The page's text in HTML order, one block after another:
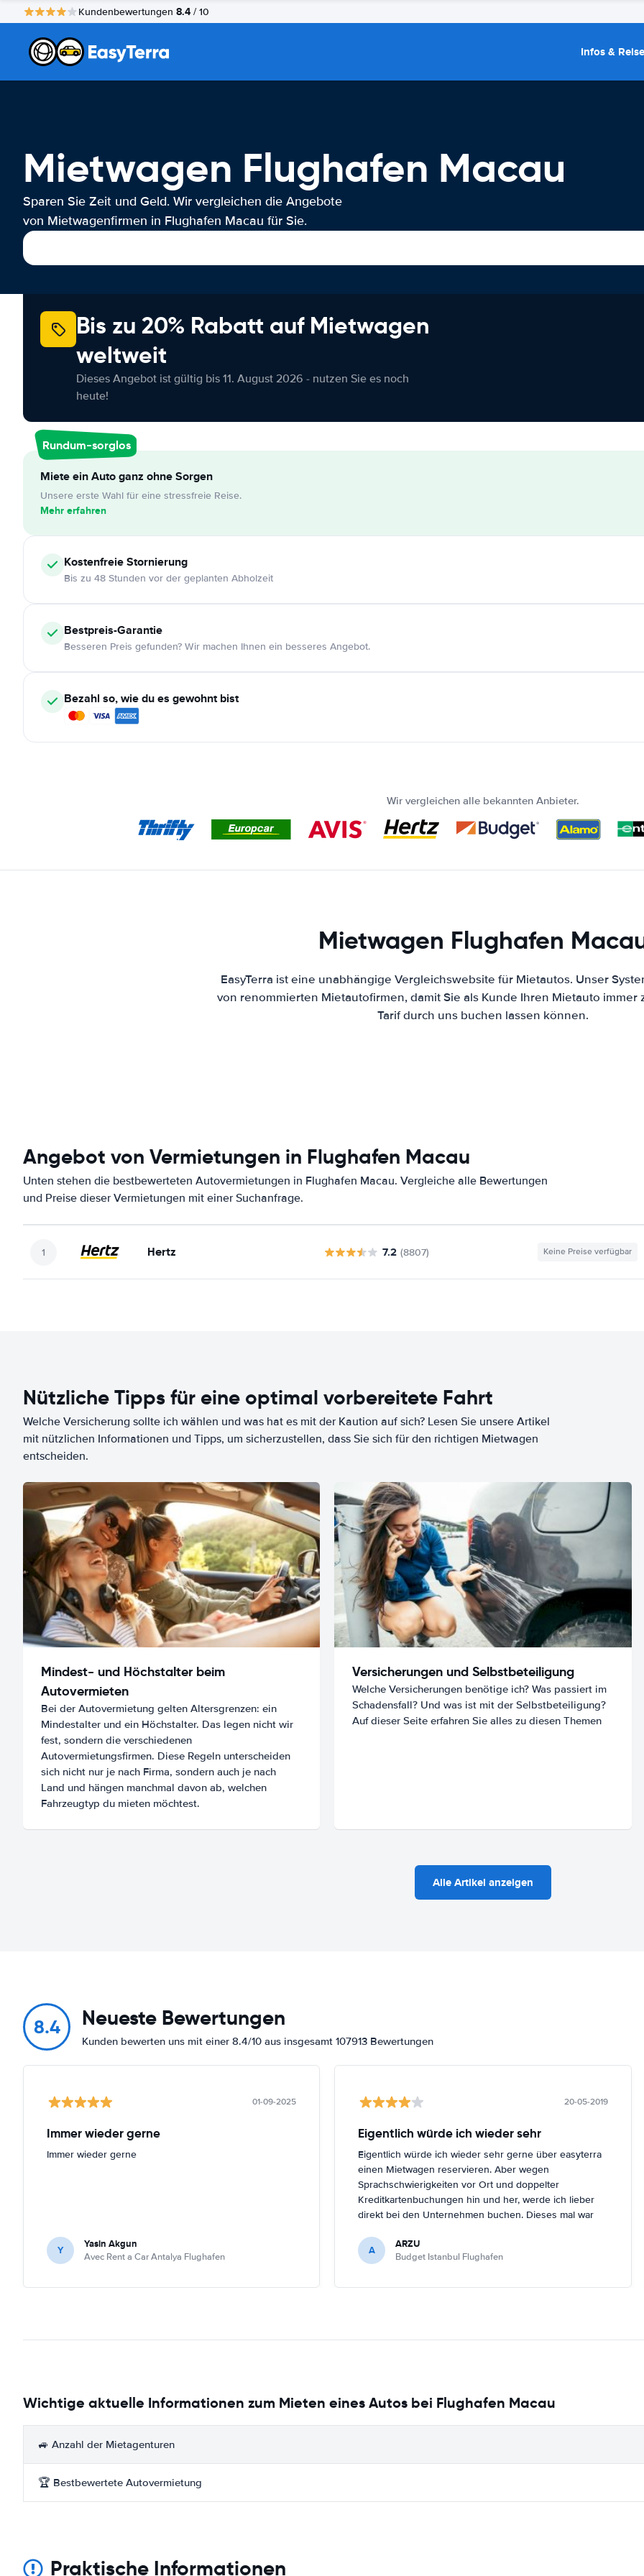
Kundenbewertungen 8.4 / 10
Infos &
Mietwagen Flughafen Macau
Sparen Sie Zeit und Geld. Wir vergleichen die Angebote
von Mietwagenfirmen in Flughafen Macau für Sie.
Bis zu 20% Rabatt auf Mietwagen
weltweit
Dieses Angebot ist gültig bis 11. August 2026 - nutzen Sie es noch
heute!
Rundum-sorglos
Miete ein Auto ganz ohne Sorgen
Unsere erste Wahl für eine stressfreie Reise.
Mehr erfahren
KostenfreieStornierung
Bis zu 48 Stunden vor der geplanten Abholzeit
Bestpreis-Garantie
Besseren Preis gefunden? Wir machen Ihnen ein besseres Angebot.
Bezahl so, wie du es gewohnt bist
Wir vergleichen alle bekannten Anbieter.
Mietwagen Flughafen
EasyTerra ist eine unabhängige Vergleichswebsite für Mietautos. Unser
von renommierten Mietautofirmen, damit Sie als Kunde Ihren Mietauto immer
Tarif durch uns buchen lassen können.
Angebot von Vermietungen in Flughafen Macau
Unten stehen die bestbewerteten Autovermietungen in Flughafen Macau. Vergleiche alle Bewertungen
und Preise dieser Vermietungen mit einer Suchanfrage.
Hertz 7.2 (8807) Keine Preise verfügbar
Nützliche Tipps für eine optimal vorbereitete Fahrt
Welche Versicherung sollte ich wählen und was hat es mit der Kaution auf sich? Lesen Sie unsere Artikel
mit nützlichen Informationen und Tipps, um sicherzustellen, dass Sie sich für den richtigen Mietwagen
entscheiden.
Mindest- und Höchstalter beim
Autovermieten
Bei der Autovermietung gelten Altersgrenzen: ein
Mindestalter und ein Höchstalter. Das legen nicht wir
fest, sondern die verschiedenen
Autovermietungsfirmen. Diese Regeln unterscheiden
sich nicht nur je nach Firma, sondern auch je nach
Land und hängen manchmal davon ab, welchen
Fahrzeugtyp du mieten möchtest.
Versicherungen und Selbstbeteiligung
Welche Versicherungen benötige ich? Was passiert im
Schadensfall? Und was ist mit der Selbstbeteiligung?
Auf dieser Seite erfahren Sie alles zu diesen Themen
Alle Artikel anzeigen
8.4 Neueste Bewertungen
Kunden bewerten uns mit einer 8.4/10 aus insgesamt 107913 Bewertungen
01-09-2025
Immer wieder gerne
Immer wieder gerne
Y Yasin Akgun
Avec Rent a Car Antalya Flughafen
20-05-2019
Eigentlich würde ich wieder sehr
Eigentlich würde ich wieder sehr gerne über easyterra
einen Mietwagen reservieren. Aber wegen
Sprachschwierigkeiten vor Ort und doppelter
Kreditkartenbuchungen hin und her, werde ich lieber
direkt bei den Unternehmen buchen. Dieses mal war
Mietwagenunternehmen ihre online-Dienste für den
neuen Istanbul-Flughafen nicht aktuallisiert hatten. Ein
buchen.
A ARZU
Budget Istanbul Flughafen
Wichtige aktuelle Informationen zum Mieten eines Autos bei Flughafen Macau
🚙 Anzahl der Mietagenturen
🏆 Bestbewertete Autovermietung
Praktische Informationen